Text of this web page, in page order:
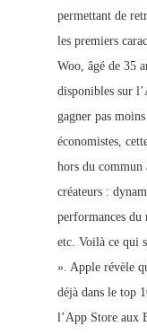
permettant de
les premiers
Woo, âgé de 35
disponibles sur
gagner pas
économistes,
hors du commun
créateurs :
performances du
etc. Voilà ce qui
». Apple révèle
déjà dans le top
l’App Store aux